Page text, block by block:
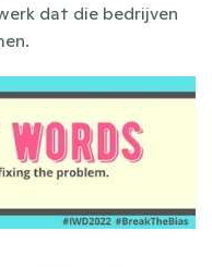
dat die bedrijven